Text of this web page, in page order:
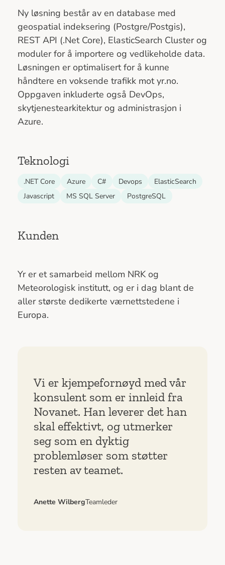
Ny løsning består av en database med
geospatial indeksering (Postgre/Postgis),
REST API (.Net Core), ElasticSearch Cluster og
moduler for å importere og vedlikeholde data.
Løsningen er optimalisert for å kunne
håndtere en voksende trafikk mot yr.no.
Oppgaven inkluderte også DevOps,
skytjenestearkitektur og administrasjon i
Azure.
Teknologi
.NET Core Azure C# Devops
ElasticSearch
Javascript
MS SQL Server PostgreSQL
Kunden
Yr er et samarbeid mellom NRK og
Meteorologisk institutt, og er i dag blant de
aller største dedikerte værnettstedene i
Europa.
Vi er kjempefornøyd med vår
konsulent som er innleid fra
Novanet. Han leverer det han
skal effektivt, og utmerker
seg som en dyktig
problemløser som støtter
resten av teamet.
Anette WilbergTeamleder